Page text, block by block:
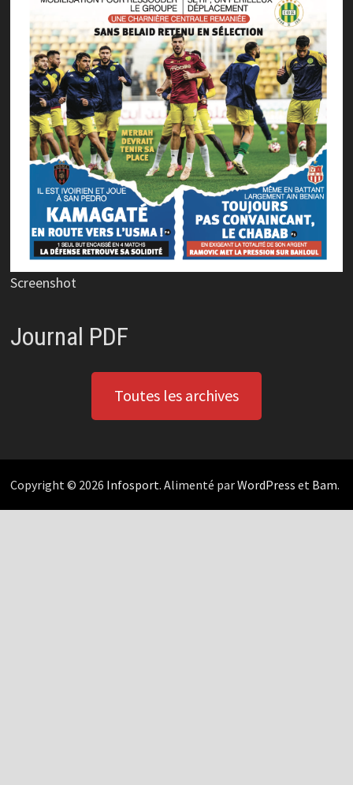
Screenshot
Journal PDF
Toutes les archives
Copyright © 2026 Infosport. Alimenté parWordPress et Bam.